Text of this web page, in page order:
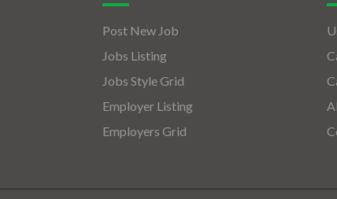
Post New Job
Jobs Listing
Jobs Style Grid
Employer Listing
Employers Grid